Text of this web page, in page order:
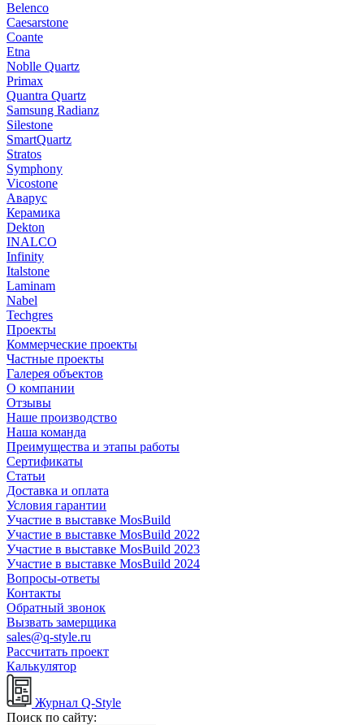
Belenco
Caesarstone
Coante
Etna
Noblle Quartz
Primax
Quantra Quartz
Samsung Radianz
Silestone
SmartQuartz
Stratos
Symphony
Vicostone
Аварус
Керамика
Dekton
INALCO
Infinity
Italstone
Laminam
Nabel
Techgres
Проекты
Коммерческие проекты
Частные проекты
Галерея объектов
О компании
Отзывы
Наше производство
Наша команда
Преимущества и этапы работы
Сертификаты
Статьи
Доставка и оплата
Условия гарантии
Участие в выставке MosBuild
Участие в выставке MosBuild 2022
Участие в выставке MosBuild 2023
Участие в выставке MosBuild 2024
Вопросы-ответы
Контакты
Обратный звонок
Вызвать замерщика
sales@q-style.ru
Рассчитать проект
Калькулятор
Журнал Q-Style
Поиск по сайту: